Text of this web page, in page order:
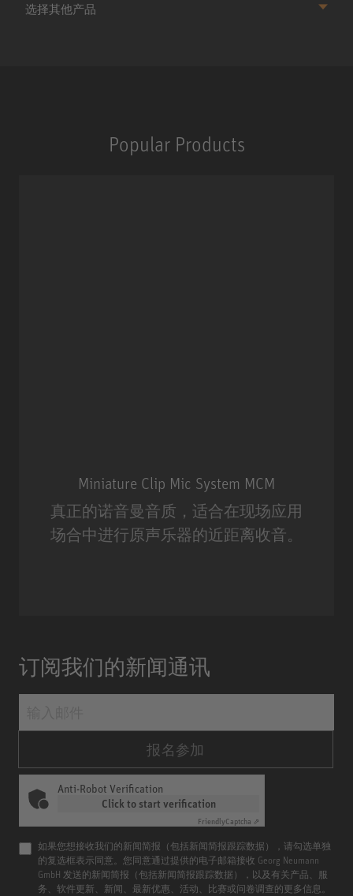
选择其他产品
Popular Products
Miniature Clip Mic System MCM
真正的诺音曼音质，适合在现场应用
场合中进行原声乐器的近距离收音。
订阅我们的新闻通讯
报名参加
Anti-Robot Verification
Click to start verification
FriendlyCaptcha ⇗
如果您想接收我们的新闻简报（包括新闻简报跟踪数据），请勾选单独
的复选框表示同意。您同意通过提供的电子邮箱接收 Georg Neumann
GmbH 发送的新闻简报（包括新闻简报跟踪数据），以及有关产品、服
务、软件更新、新闻、最新优惠、活动、比赛或问卷调查的更多信息。